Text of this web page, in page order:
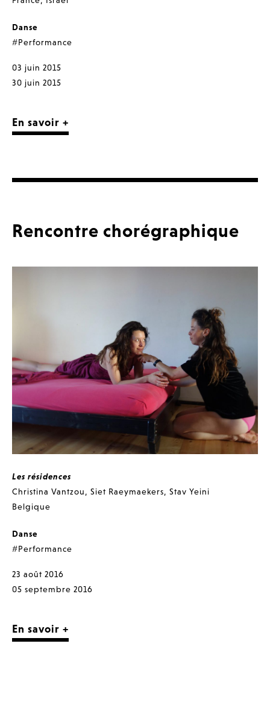
Danse
#Performance
03 juin 2015
30 juin 2015
En savoir +
Rencontre chorégraphique
Les résidences
Christina Vantzou, Siet Raeymaekers, Stav Yeini
Belgique
Danse
#Performance
23 août 2016
05 septembre 2016
En savoir +